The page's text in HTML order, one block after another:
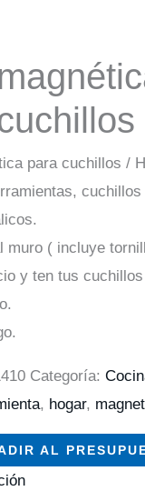
para cuchillos /
muro ( incluye
y ten tus
Categoría:
, hogar,
AL